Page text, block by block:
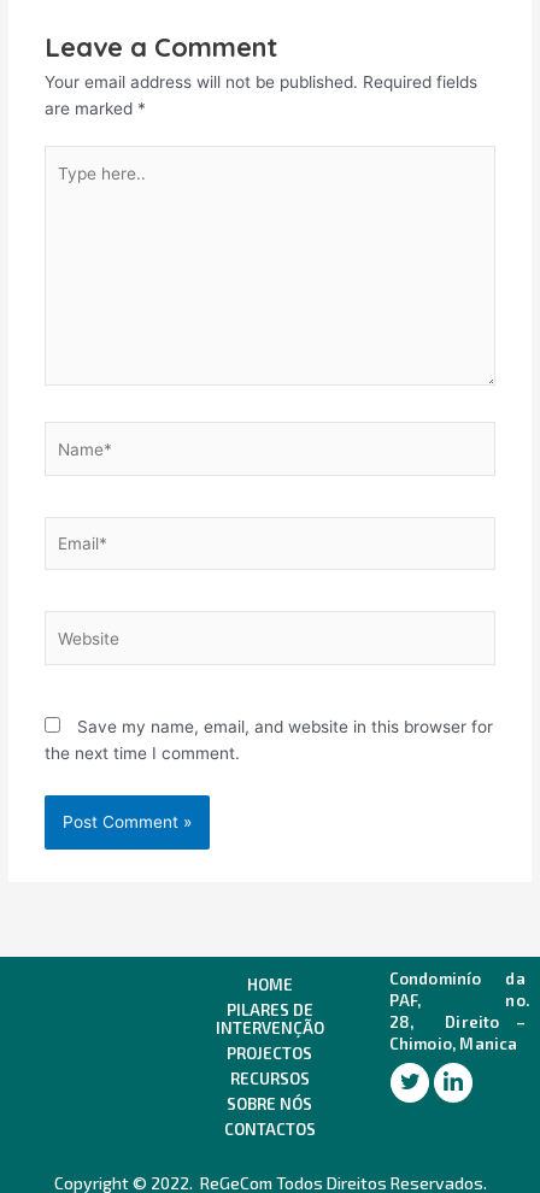
Leave a Comment
Your email address will not be published. Required fields
are marked *
here..
Save my name, email, and website in this browser for
the next time I comment.
HOME
PILARES DE
INTERVENÇÃO
PROJECTOS
RECURSOS
SOBRE NÓS
CONTACTOS
Condominío da
PAF, no.
28, Direito –
Chimoio, Manica
Copyright © 2022. ReGeCom Todos Direitos Reservados.